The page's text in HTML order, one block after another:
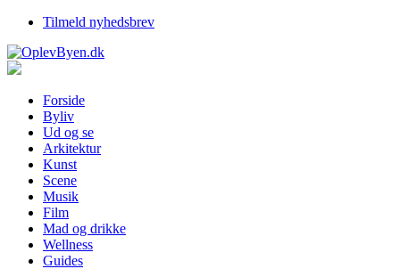
Tilmeld nyhedsbrev
Forside
Byliv
Ud og se
Arkitektur
Kunst
Scene
Musik
Film
Mad og drikke
Wellness
Guides